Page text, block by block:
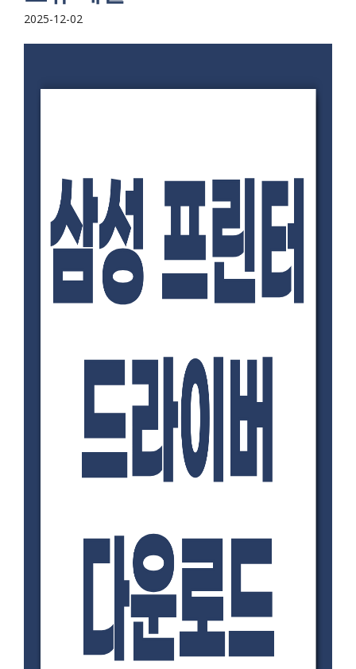
2025-12-02